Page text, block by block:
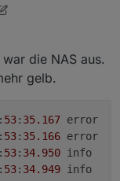
die NAS aus.
gelb.
: 53: 35.167
: 53: 35.166
: 53: 34.950
: 53: 34.949